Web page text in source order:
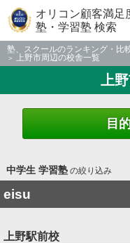
オリコン顧客満足
塾・学習塾 検索
塾、スクールのランキング・比
上野市周辺の校舎一覧
上
目
中学生 学習塾の絞り込み
eisu
上野駅前校